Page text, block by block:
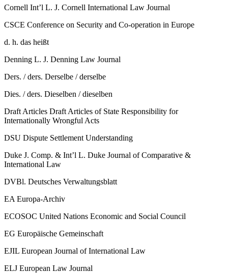
Cornell Int’l L. J. Cornell International Law Journal
CSCE Conference on Security and Co-operation in Europe
d. h. das heißt
Denning L. J. Denning Law Journal
Ders. / ders. Derselbe / derselbe
Dies. / ders. Dieselben / dieselben
Draft Articles Draft Articles of State Responsibility for
Internationally Wrongful Acts
DSU Dispute Settlement Understanding
Duke J. Comp. & Int’l L. Duke Journal of Comparative &
International Law
DVBl. Deutsches Verwaltungsblatt
EA Europa-Archiv
ECOSOC United Nations Economic and Social Council
EG Europäische Gemeinschaft
EJIL European Journal of International Law
ELJ European Law Journal